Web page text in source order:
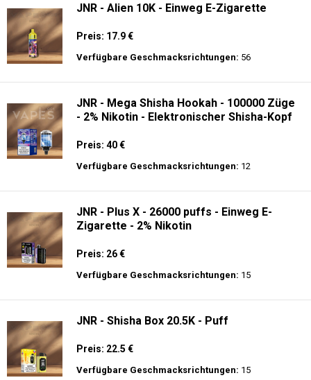
JNR - Alien 10K - Einweg E-Zigarette
Preis: 17.9 €
Verfügbare Geschmacksrichtungen: 56
JNR - Mega Shisha Hookah - 100000 Züge
- 2% Nikotin - Elektronischer Shisha-Kopf
Preis: 40 €
Verfügbare Geschmacksrichtungen: 12
JNR - Plus X - 26000 puffs - Einweg E-
Zigarette - 2% Nikotin
Preis: 26 €
Verfügbare Geschmacksrichtungen: 15
JNR - Shisha Box 20.5K - Puff
Preis: 22.5 €
Verfügbare Geschmacksrichtungen: 15